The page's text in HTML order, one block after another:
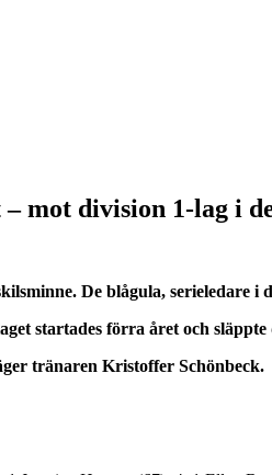
mot division 1-lag i
De blågula, serieledare i
startades förra året och släppte
tränaren Kristoffer Schönbeck.